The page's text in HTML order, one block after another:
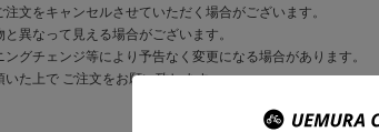
文をキャンセルさせていただく場合がございます。
異なって見える場合がございます。
グチェンジ等により予告なく変更になる場合があります。
た上で ご注文をお願い致します。